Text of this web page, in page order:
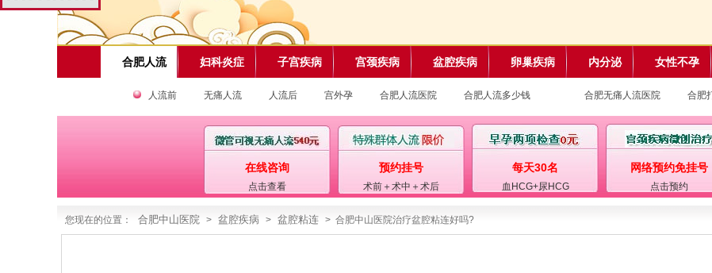
合肥人流 妇科炎症 子宫疾病 宫颈疾病 盆腔疾病 卵巢疾病 内分泌 女性不孕
人流前 无痛人流 人流后 宫外孕 合肥人流医院 合肥人流多少钱 合肥无痛人流医院 合肥
在线咨询
点击查看
预约挂号
术前＋术中＋术后
每天30名
血HCG+尿HCG
网络预约免挂号
点击预约
您现在的位置： 合肥中山医院 > 盆腔疾病 > 盆腔粘连 > 合肥中山医院治疗盆腔粘连好吗?